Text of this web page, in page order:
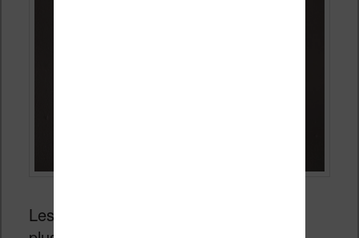
Les liseuses Vivlio sont sans doute les